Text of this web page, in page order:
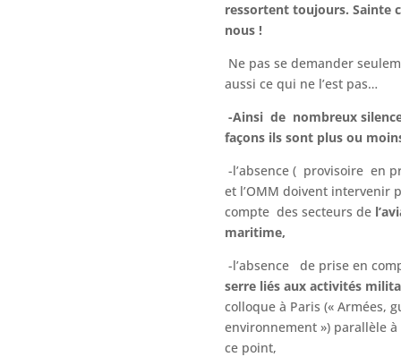
ressortent toujours. Sainte
nous !
Ne pas se demander
aussi ce qui ne l’est pas…
-Ainsi de nombreux
façons ils sont plus ou
-l’absence ( provisoire en
et l’OMM doivent intervenir
compte des secteurs de
maritime,
-l’absence de prise en
serre liés aux activités
colloque à Paris (« Armées,
environnement ») parallèle
ce point,